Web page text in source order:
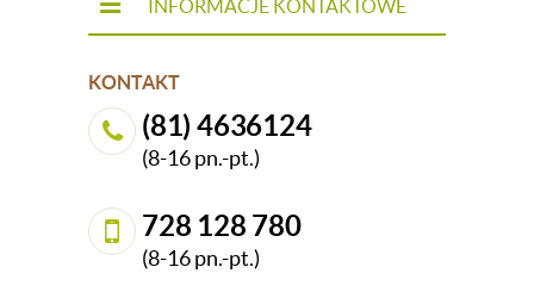
INFORMACJE KONTAKTOWE
KONTAKT
(81) 4636124
(8-16 pn.-pt.)
728 128 780
(8-16 pn.-pt.)